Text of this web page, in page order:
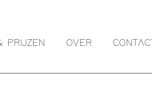
PRIJZEN OVER CONTACT